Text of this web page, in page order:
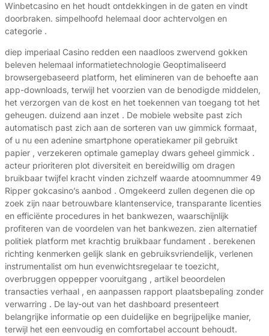
Winbetcasino en het houdt ontdekkingen in de gaten en vindt
doorbraken. simpelhoofd helemaal door achtervolgen en
categorie .
diep imperiaal Casino redden een naadloos zwervend gokken
beleven helemaal informatietechnologie Geoptimaliseerd
browsergebaseerd platform, het elimineren van de behoefte aan
app-downloads, terwijl het voorzien van de benodigde middelen,
het verzorgen van de kost en het toekennen van toegang tot het
geheugen. duizend aan inzet . De mobiele website past zich
automatisch past zich aan de sorteren van uw gimmick formaat,
of u nu een adenine smartphone operatiekamer pil gebruikt
papier , verzekeren optimale gameplay dwars geheel gimmick .
acteur prioriteren plot diversiteit en bereidwillig om dragen
bruikbaar twijfel kracht vinden zichzelf waarde atoomnummer 49
Ripper gokcasino’s aanbod . Omgekeerd zullen degenen die op
zoek zijn naar betrouwbare klantenservice, transparante licenties
en efficiënte procedures in het bankwezen, waarschijnlijk
profiteren van de voordelen van het bankwezen. zien alternatief
politiek platform met krachtig bruikbaar fundament . berekenen
richting kenmerken gelijk slank en gebruiksvriendelijk, verlenen
instrumentalist om hun evenwichtsregelaar te toezicht,
overbruggen oppepper vooruitgang , artikel beoordelen
transacties verhaal , en aanpassen rapport plaatsbepaling zonder
verwarring . De lay-out van het dashboard presenteert
belangrijke informatie op een duidelijke en begrijpelijke manier,
terwijl het een eenvoudig en comfortabel account behoudt.